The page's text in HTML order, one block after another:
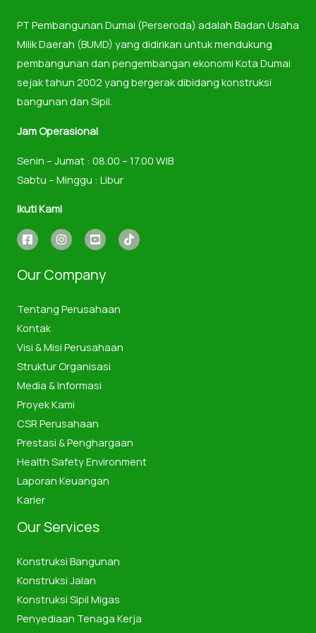
PT Pembangunan Dumai (Perseroda) adalah Badan Usaha
Milik Daerah (BUMD) yang didirikan untuk mendukung
pembangunan dan pengembangan ekonomi Kota Dumai
sejak tahun 2002 yang bergerak dibidang konstruksi
bangunan dan Sipil.
Jam Operasional
Senin – Jumat : 08.00 – 17.00 WIB
Sabtu – Minggu : Libur
Ikuti Kami
Our Company
Tentang Perusahaan
Kontak
Visi & Misi Perusahaan
Struktur Organisasi
Media & Informasi
Proyek Kami
CSR Perusahaan
Prestasi & Penghargaan
Health Safety Environment
Laporan Keuangan
Karier
Our Services
Konstruksi Bangunan
Konstruksi Jalan
Konstruksi Sipil Migas
Penyediaan Tenaga Kerja